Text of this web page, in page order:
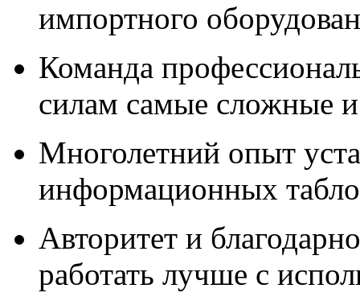
импортного
Команда
силам самые сложные
Многолетний опыт
информационных
Авторитет и
работать лучше с